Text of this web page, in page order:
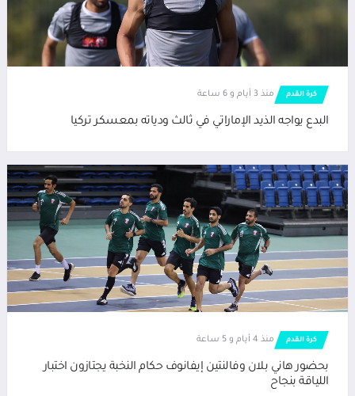
كرة القدم منذ 3 أيام و 6 ساعة
البدع يواجه الذيد الإماراتي في ثالث ودياته بمعسكر تركيا
كرة القدم منذ 4 أيام و 5 ساعة
بحضور هاني بلان وفالنتين إيفانوف حكام النخبة يجتازون اختبار
اللياقة بنجاح